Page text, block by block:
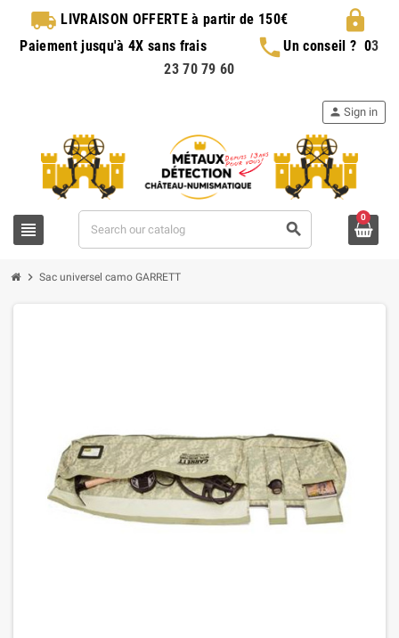
local_shipping LIVRAISON OFFERTEà partir de 150€ lock
Paiement jusqu'à 4X sans frais phoneUn conseil ? 03
23 70 79 60
view_headline search
person Sign in
0
chevron_right Sac universel camo GARRETT